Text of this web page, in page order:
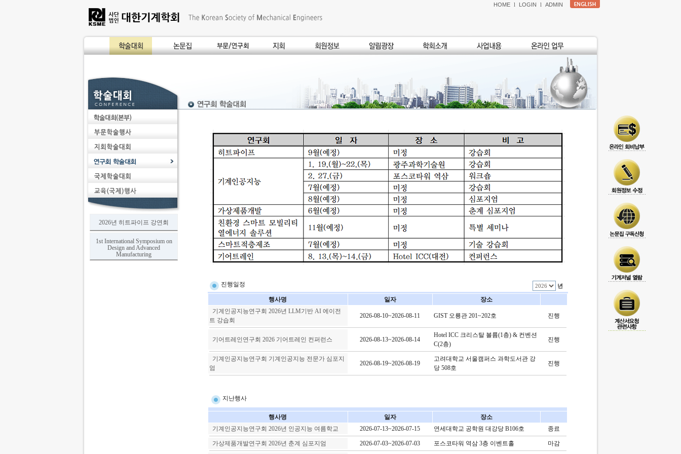
HOME l LOGIN l ADMIN
2026년 히트파이프 강연회
1st International Symposium on
Design and Advanced
Manufacturing
진행일정 년
행사명 일자
장소
기계인공지능연구회 2026년 LLM기반 AI 에이전
트 강습회
2026-08-10~2026-08-11 GIST 오룡관 201~202호 진행
기어트레인연구회 2026 기어트레인 컨퍼런스 2026-08-13~2026-08-14
Hotel ICC 크리스탈 볼륨(1층) & 컨벤션
C(2층)
진행
기계인공지능연구회 기계인공지능 전문가 심포지
엄
2026-08-19~2026-08-19
고려대학교 서울캠퍼스 과학도서관 강
당 508호
진행
지난행사
행사명 일자
장소
기계인공지능연구회 2026년 인공지능 여름학교
2026-07-13~2026-07-15 연세대학교 공학원 대강당 B106호 종료
가상제품개발연구회 2026년 춘계 심포지엄 2026-07-03~2026-07-03 포스코타워 역삼 3층 이벤트홀 마감